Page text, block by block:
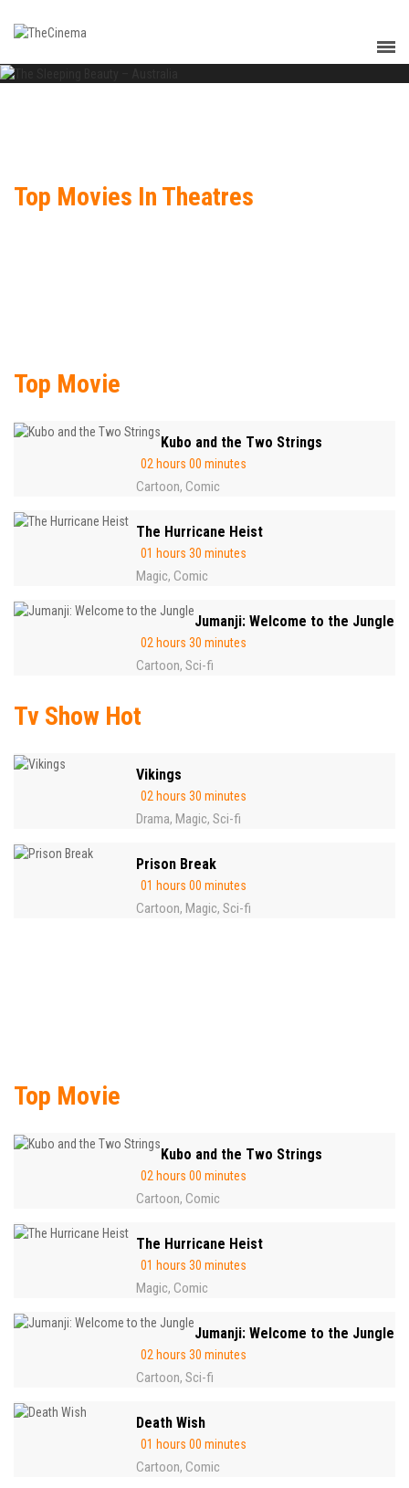
Top Movies In Theatres
Top Movie
Kubo and the Two Strings
02 hours 00 minutes
Cartoon, Comic
The Hurricane Heist
01 hours 30 minutes
Magic, Comic
Jumanji: Welcome to the Jungle
02 hours 30 minutes
Cartoon, Sci-fi
Tv Show Hot
Vikings
02 hours 30 minutes
Drama, Magic, Sci-fi
Prison Break
01 hours 00 minutes
Cartoon, Magic, Sci-fi
Top Movie
Kubo and the Two Strings
02 hours 00 minutes
Cartoon, Comic
The Hurricane Heist
01 hours 30 minutes
Magic, Comic
Jumanji: Welcome to the Jungle
02 hours 30 minutes
Cartoon, Sci-fi
Death Wish
01 hours 00 minutes
Cartoon, Comic